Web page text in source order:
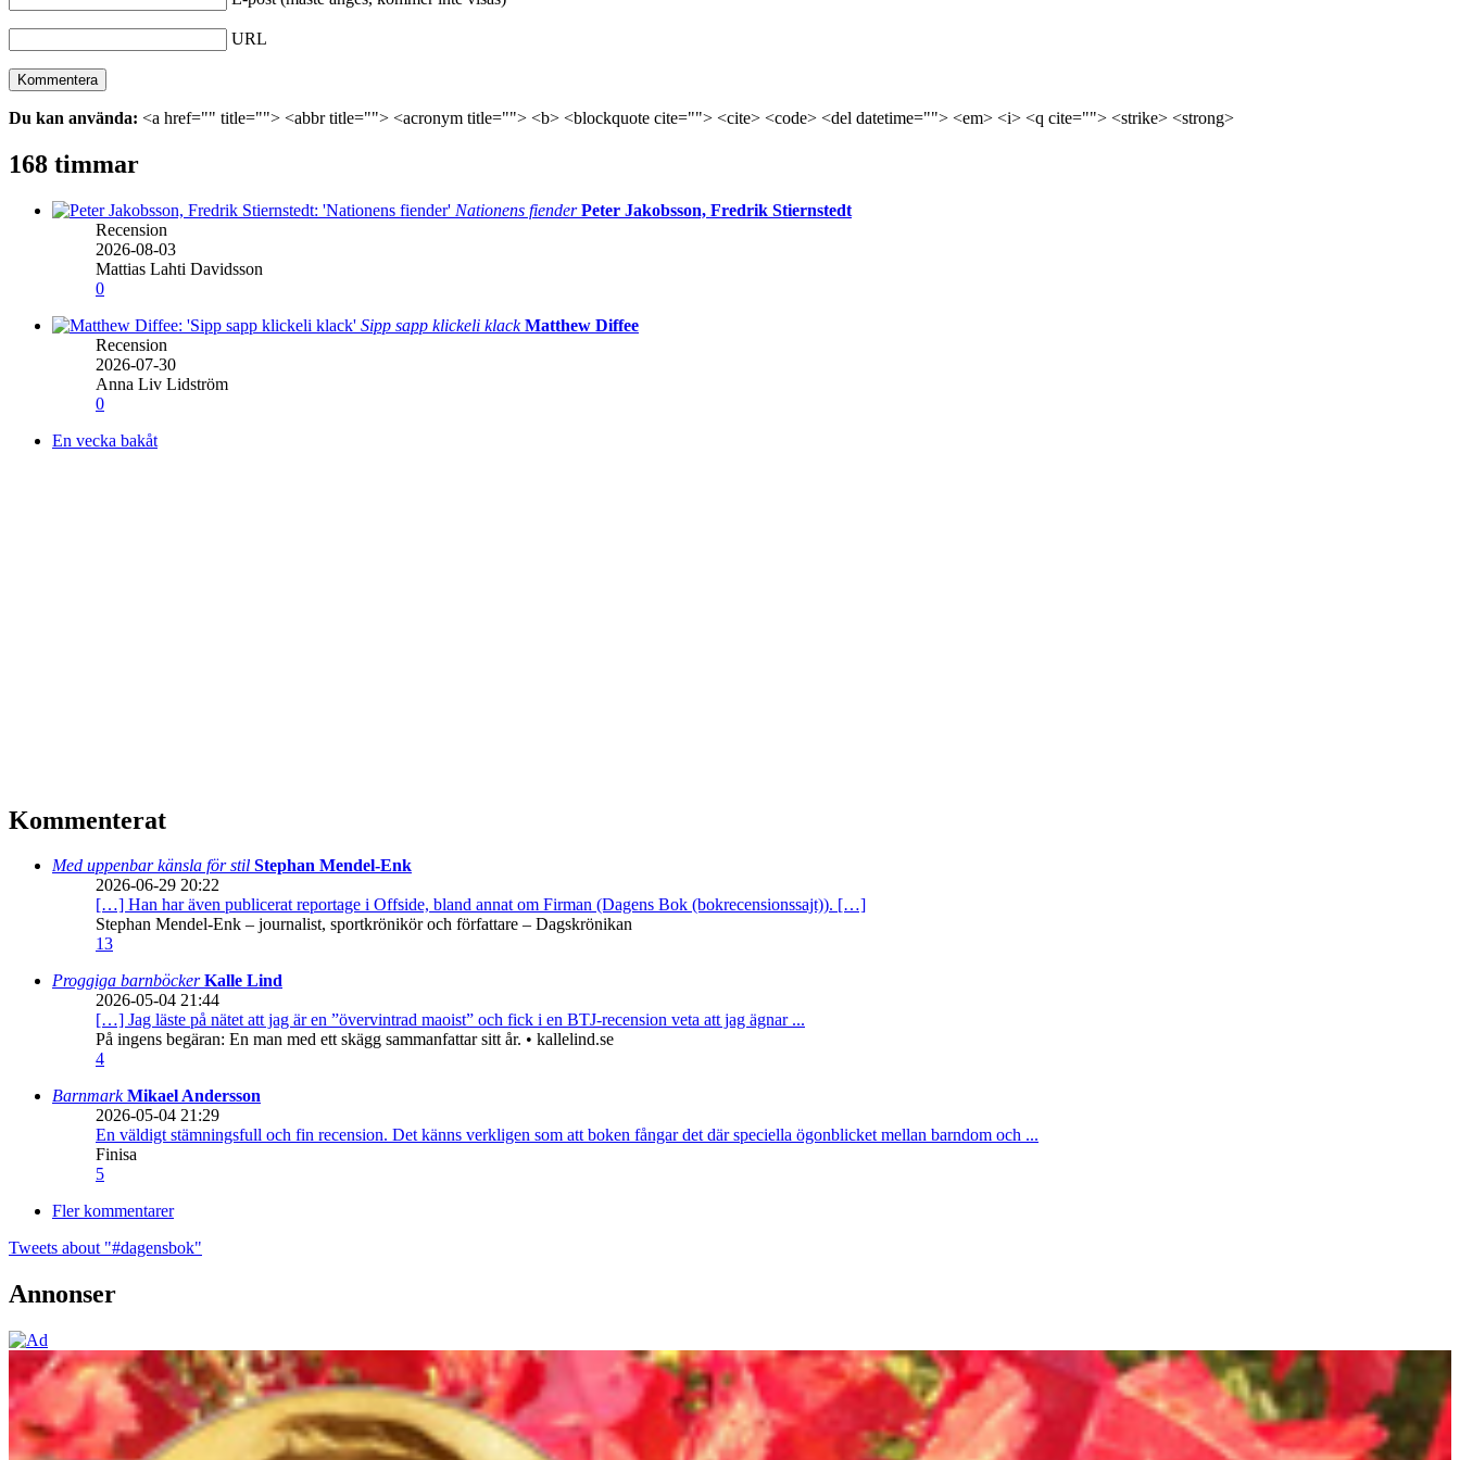
URL
Du kan använda: <a href="" title=""> <abbr title=""> <acronym title=""> <b> <blockquote cite=""> <cite> <code> <del datetime=""> <em> <i> <q cite=""> <strike> <strong>
168 timmar
Nationens fiender Peter Jakobsson, Fredrik Stiernstedt
Recension
2026-08-03
Mattias Lahti Davidsson
0
Sipp sapp klickeli klack Matthew Diffee
Recension
2026-07-30
Anna Liv Lidström
0
En vecka bakåt
Kommenterat
Med uppenbar känsla för stil Stephan Mendel-Enk
2026-06-29 20:22
[…] Han har även publicerat reportage i Offside, bland annat om Firman (Dagens Bok (bokrecensionssajt)). […]
Stephan Mendel-Enk – journalist, sportkrönikör och författare – Dagskrönikan
13
Proggiga barnböckerKalle Lind
2026-05-04 21:44
[…] Jag läste på nätet att jag är en ”övervintrad maoist” och fick i en BTJ-recension veta att jag ägnar ...
På ingens begäran: En man med ett skägg sammanfattar sitt år. • kallelind.se
4
BarnmarkMikael Andersson
2026-05-04 21:29
En väldigt stämningsfull och fin recension. Det känns verkligen som att boken fångar det där speciella ögonblicket mellan barndom och ...
Finisa
5
Fler kommentarer
Tweets about "#dagensbok"
Annonser